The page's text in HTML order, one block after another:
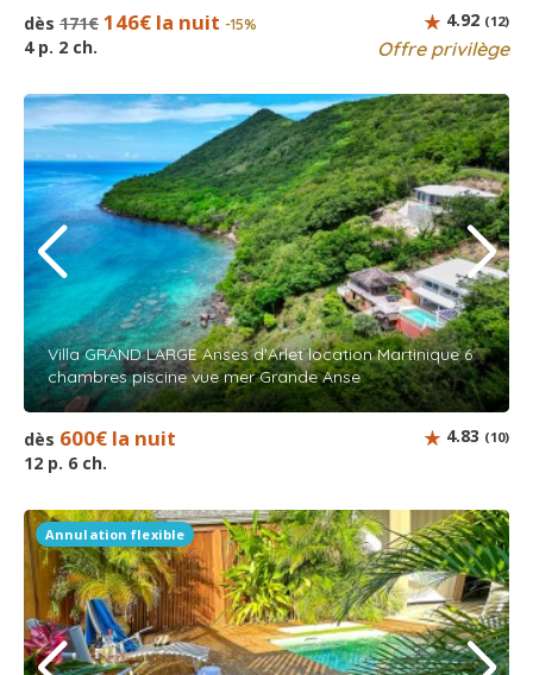
dès 171€ 146€ la nuit -15%
4 p. 2 ch. Offre privilège
4.92 (12)
Villa GRAND LARGE Anses d'Arlet location Martinique 6
chambres piscine vue mer Grande Anse
dès 600€ la nuit
12 p. 6 ch.
4.83 (10)
Annulation flexible